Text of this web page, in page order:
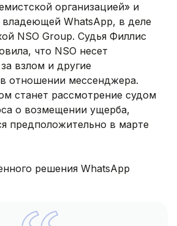
организацией» и
WhatsApp, в деле
NSO Group. Судья Филлис
что NSO несет
взлом и другие
отношении мессенджера.
станет рассмотрение судом
о возмещении ущерба,
предположительно в марте
решения WhatsApp